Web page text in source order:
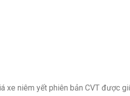
xe niêm yết phiên bản CVT được